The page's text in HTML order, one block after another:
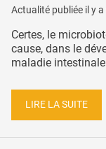
Actualité publiée il y a
Certes, le
cause, dans le
maladie
LIRE LA SUITE